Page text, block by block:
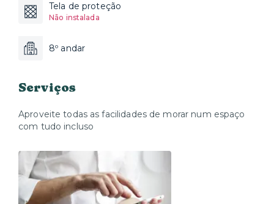
Tela de proteção
Não instalada
8º andar
Serviços
Aproveite todas as facilidades de morar num espaço
com tudo incluso